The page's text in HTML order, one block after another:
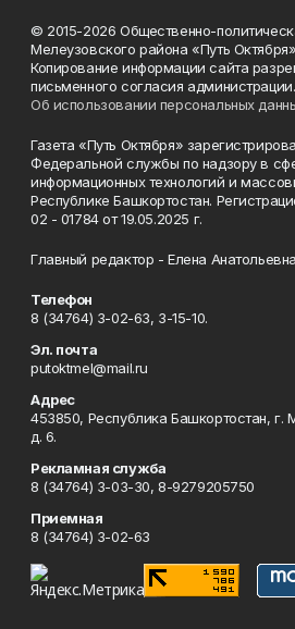
© 2015-2026 Общественно-
Мелеузовского района «Путь
Копирование информации сайта
письменного согласия администрации.
Об использовании персональных
Газета «Путь Октября»
Федеральной службы по надзору в
информационных технологий и
Республике Башкортостан.
02 - 01784 от 19.05.2025 г.
Главный редактор - Елена
Телефон
8 (34764) 3-02-63, 3-15-10.
Эл. почта
putoktmel@mail.ru
Адрес
453850, Республика Башкортостан, г.
д. 6.
Рекламная служба
8 (34764) 3-03-30, 8-9279205750
Приемная
8 (34764) 3-02-63